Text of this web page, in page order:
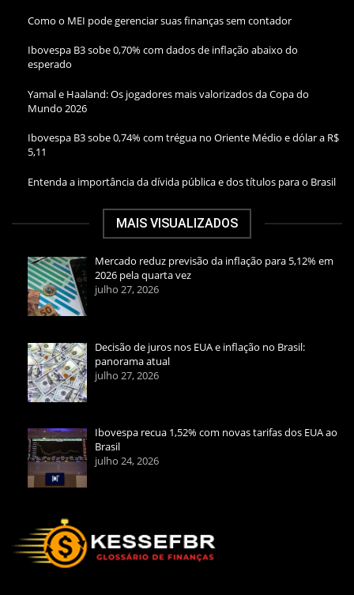
Como o MEI pode gerenciar suas finanças sem contador
Ibovespa B3 sobe 0,70% com dados de inflação abaixo do
esperado
Yamal e Haaland: Os jogadores mais valorizados da Copa do
Mundo 2026
Ibovespa B3 sobe 0,74% com trégua no Oriente Médio e dólar a R$
5,11
Entenda a importância da dívida pública e dos títulos para o Brasil
MAIS VISUALIZADOS
Mercado reduz previsão da inflação para 5,12% em
2026 pela quarta vez
julho 27, 2026
Decisão de juros nos EUA e inflação no Brasil:
panorama atual
julho 27, 2026
Ibovespa recua 1,52% com novas tarifas dos EUA ao
Brasil
julho 24, 2026